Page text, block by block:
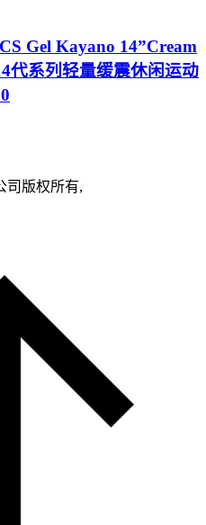
Gel Kayano 14”Cream
代系列轻量缓震休闲运动
司版权所有,